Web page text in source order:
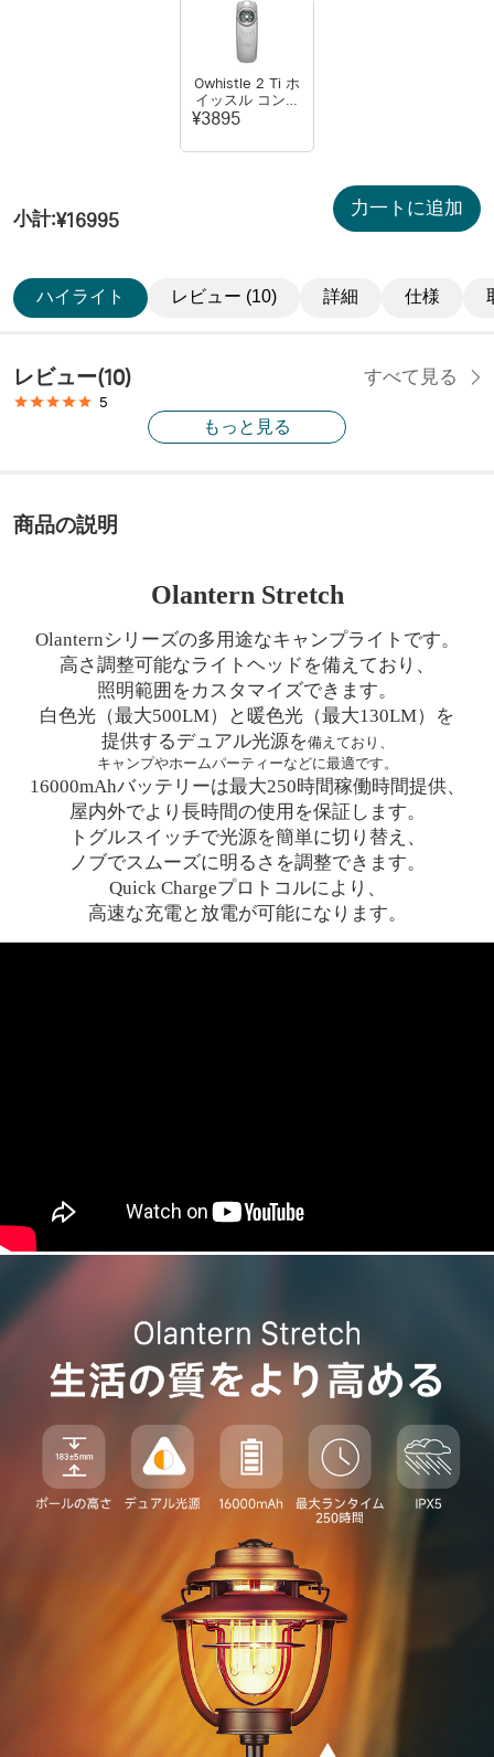
Owhistle 2 Ti ホ
イッスル コンパ
ス ツール
¥3895
小計:¥16995
力一トに追加
ハイライト レビュー (10) 詳細 仕様
レビュー(10) すべて見る
5
もっと見る
商品の説明
Olantern Stretch
Olanternシリーズの多用途なキャンプライトです。
高さ調整可能なライトヘッドを備えており、
照明範囲をカスタマイズできます。
白色光（最大500LM）と暖色光（最大130LM）を
提供するデュアル光源を備えており、
キャンプやホームパーティーなどに最適です。
16000mAhバッテリーは最大250時間稼働時間提供、
屋内外でより長時間の使用を保証します。
トグルスイッチで光源を簡単に切り替え、
ノブでスムーズに明るさを調整できます。
Quick Chargeプロトコルにより、
高速な充電と放電が可能になります。